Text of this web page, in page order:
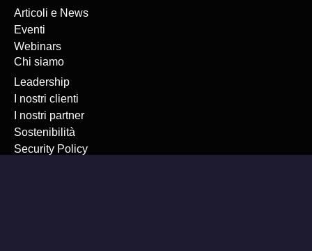
Articoli e News
Eventi
Webinars
Chi siamo
Leadership
I nostri clienti
I nostri partner
Sostenibilità
Security Policy